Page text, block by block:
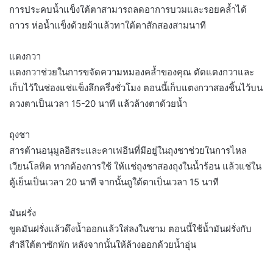
การประคบน้ำแข็งใต้ตาสามารถลดอาการบวมและรอยคล้ำได้
ถาวร ห่อน้ำแข็งด้วยผ้าแล้วทาใต้ตาสักสองสามนาที
แตงกวา
แตงกวาช่วยในการขจัดความหมองคล้ำของคุณ ตัดแตงกวาและ
เก็บไว้ในช่องแช่แข็งลึกครึ่งชั่วโมง ตอนนี้เก็บแตงกวาสองชิ้นไว้บน
ดวงตาเป็นเวลา 15-20 นาที แล้วล้างตาด้วยน้ำ
ถุงชา
สารต้านอนุมูลอิสระและคาเฟอีนที่มีอยู่ในถุงชาช่วยในการไหล
เวียนโลหิต หากต้องการใช้ ให้แช่ถุงชาสองถุงในน้ำร้อน แล้วแช่ใน
ตู้เย็นเป็นเวลา 20 นาที จากนั้นถูใต้ตาเป็นเวลา 15 นาที
มันฝรั่ง
ขูดมันฝรั่งแล้วดึงน้ำออกแล้วใส่ลงในชาม ตอนนี้ใช้น้ำมันฝรั่งกับ
สำลีใต้ตาซักพัก หลังจากนั้นให้ล้างออกด้วยน้ำอุ่น